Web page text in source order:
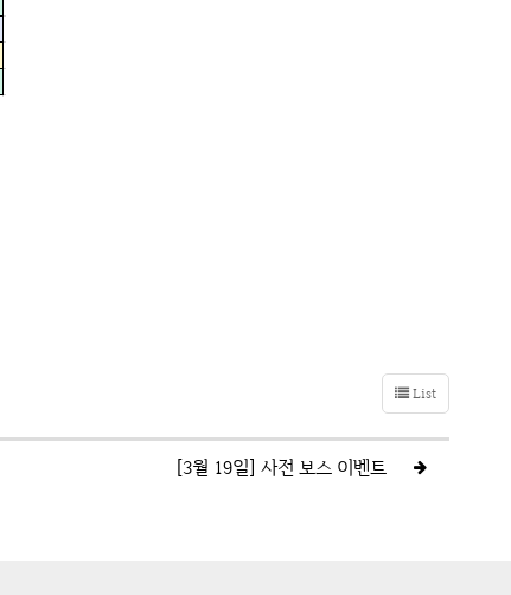
List
[3월 19일] 사전 보스 이벤트